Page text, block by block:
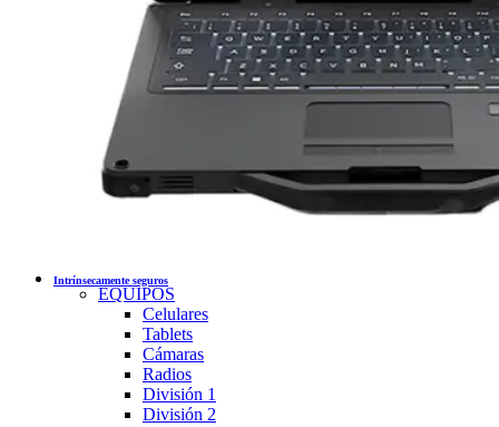
Intrínsecamente seguros
EQUIPOS
Celulares
Tablets
Cámaras
Radios
División 1
División 2